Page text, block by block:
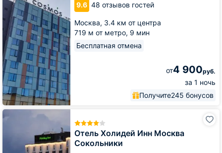
9.6 48 отзывов гостей
Москва, 3.4 км от центра
719 м от метро, 9 мин
Бесплатная отмена
от4 900руб.
за 1 ночь
Получите245 бонусов
Отель Холидей Инн Москва
Сокольники
Отель
Сокольники